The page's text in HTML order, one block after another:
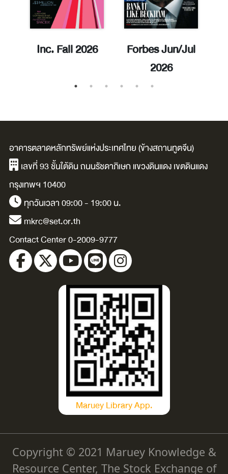
Inc. Fall 2026
Forbes Jun/Jul
2026
อาคารตลาดหลักทรัพย์แห่งประเทศไทย (ข้างสถานทูตจีน)
เลขที่ 93 ชั้นใต้ดิน ถนนรัชดาภิเษก แขวงดินแดง เขตดินแดง
กรุงเทพฯ 10400
ทุกวันเวลา 09:00 - 19:00 น.
mkrc@set.or.th
Contact Center 0-2009-9777
Maruey Library App.
Copyright © 2021 Maruey Knowledge &
Resource Center, The Stock Exchange of